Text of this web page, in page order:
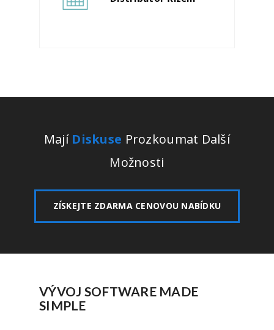
Mají Diskuse Prozkoumat Další
Možnosti
ZÍSKEJTE ZDARMA CENOVOU NABÍDKU
VÝVOJ SOFTWARE MADE
SIMPLE